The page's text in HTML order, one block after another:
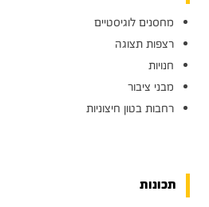
מחסנים לוגיסטיים
רצפות תצוגה
חנויות
מבני ציבור
רחבות בטון חיצוניות
תכונות